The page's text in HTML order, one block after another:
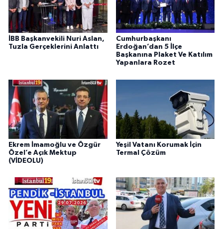
İBB Başkanvekili Nuri Aslan,
Tuzla Gerçeklerini Anlattı
Cumhurbaşkanı
Erdoğan’dan 5 İlçe
Başkanına Plaket Ve Katılım
Yapanlara Rozet
Ekrem İmamoğlu ve Özgür
Özel’e Açık Mektup
(VİDEOLU)
Yeşil Vatanı Korumak İçin
Termal Çözüm